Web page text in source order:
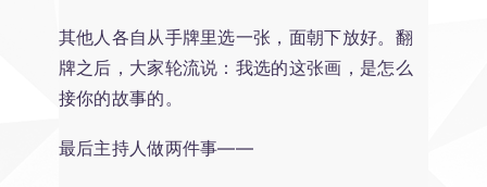
其他人各自从手牌里选一张，面朝下放好。翻
牌之后，大家轮流说：我选的这张画，是怎么
接你的故事的。
最后主持人做两件事——